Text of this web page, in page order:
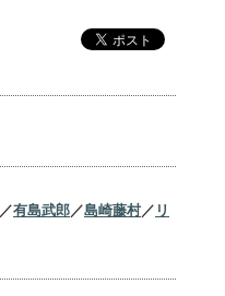
／有島武郎／島崎藤村／ リ